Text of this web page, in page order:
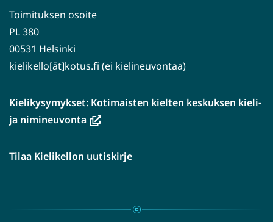
Toimituksen osoite
PL 380
00531 Helsinki
kielikello[ät]kotus.fi (ei kielineuvontaa)
Kielikysymykset: Kotimaisten kielten keskuksen kieli-
ja nimineuvonta(avautuu
ikkunaan,
palveluun)
Tilaa Kielikellon uutiskirje